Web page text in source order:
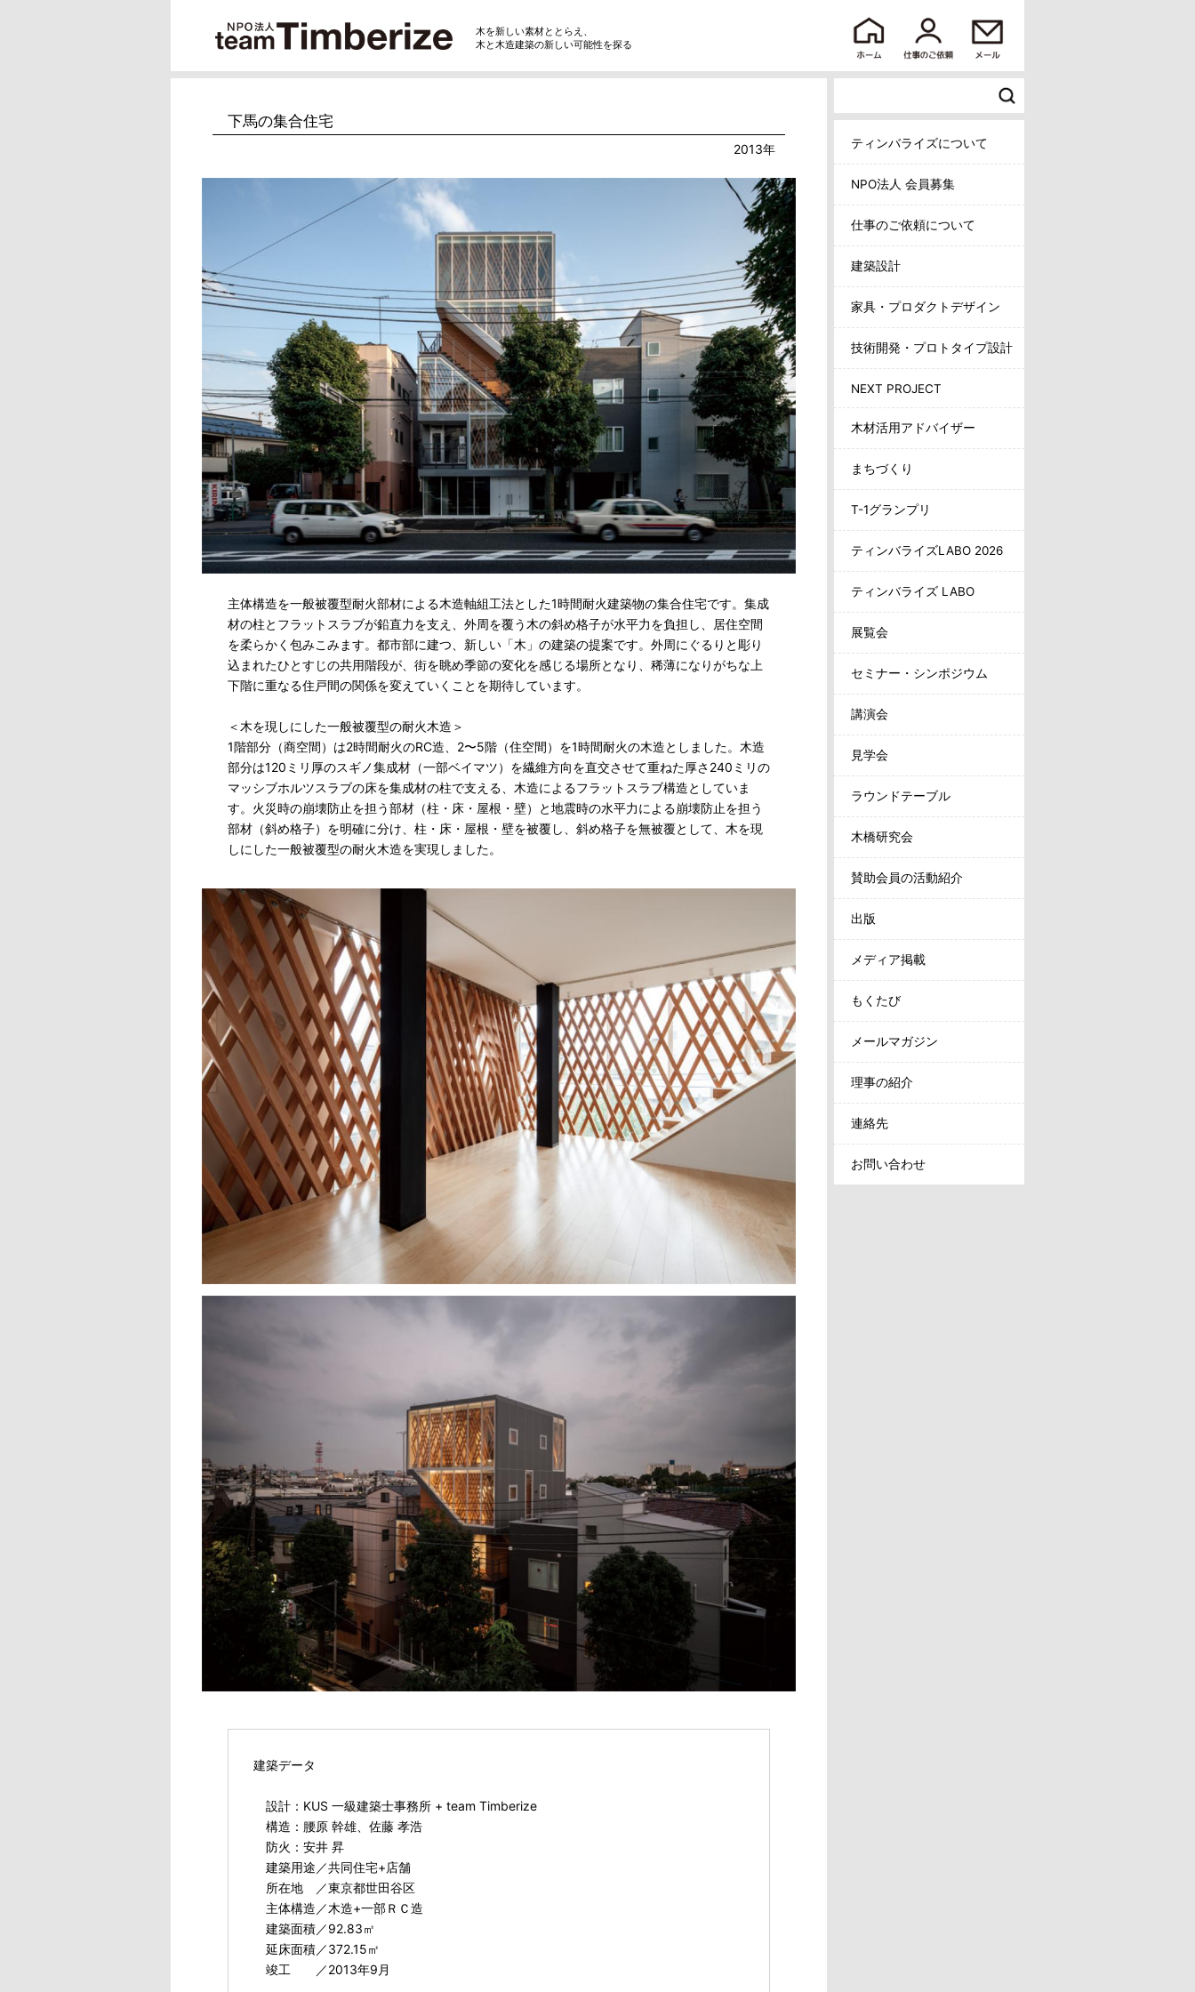
木を新しい素材ととらえ、
木と木造建築の新しい可能性を探る
ティンバライズについて
NPO法人 会員募集
仕事のご依頼について
建築設計
家具・プロダクトデザイン
技術開発・プロトタイプ設計
NEXT PROJECT
木材活用アドバイザー
まちづくり
T-1グランプリ
ティンバライズLABO 2026
ティンバライズ LABO
展覧会
セミナー・シンポジウム
講演会
見学会
ラウンドテーブル
木橋研究会
賛助会員の活動紹介
出版
メディア掲載
もくたび
メールマガジン
理事の紹介
連絡先
お問い合わせ
下馬の集合住宅
2013年
主体構造を一般被覆型耐火部材による木造軸組工法とした1時間耐火建築物の集合住宅です。集成
材の柱とフラットスラブが鉛直力を支え、外周を覆う木の斜め格子が水平力を負担し、居住空間
を柔らかく包みこみます。都市部に建つ、新しい「木」の建築の提案です。外周にぐるりと彫り
込まれたひとすじの共用階段が、街を眺め季節の変化を感じる場所となり、稀薄になりがちな上
下階に重なる住戸間の関係を変えていくことを期待しています。
＜木を現しにした一般被覆型の耐火木造＞
1階部分（商空間）は2時間耐火のRC造、2〜5階（住空間）を1時間耐火の木造としました。木造
部分は120ミリ厚のスギノ集成材（一部ベイマツ）を繊維方向を直交させて重ねた厚さ240ミリの
マッシブホルツスラブの床を集成材の柱で支える、木造によるフラットスラブ構造としていま
す。火災時の崩壊防止を担う部材（柱・床・屋根・壁）と地震時の水平力による崩壊防止を担う
部材（斜め格子）を明確に分け、柱・床・屋根・壁を被覆し、斜め格子を無被覆として、木を現
しにした一般被覆型の耐火木造を実現しました。
建築データ
設計：KUS 一級建築士事務所 + team Timberize
構造：腰原 幹雄、佐藤 孝浩
防火：安井 昇
建築用途／共同住宅+店舗
所在地 ／東京都世田谷区
主体構造／木造+一部ＲＣ造
建築面積／92.83㎡
延床面積／372.15㎡
竣工 ／2013年9月